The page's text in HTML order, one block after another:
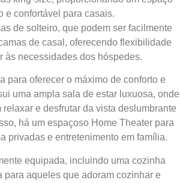
e confortável para casais.
de solteiro, que podem ser facilmente
de casal, oferecendo flexibilidade
às necessidades dos hóspedes.
para oferecer o máximo de conforto e
uma ampla sala de estar luxuosa, onde
e desfrutar da vista deslumbrante
há um espaçoso Home Theater para
privadas e entretenimento em família.
equipada, incluindo uma cozinha
para aqueles que adoram cozinhar e